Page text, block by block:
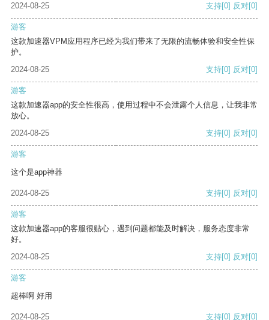
2024-08-25 支持[0] 反对[0]
游客
这款加速器VPM应用程序已经为我们带来了无限的流畅体验和安全性保
护。
2024-08-25
支持[0] 反对[0]
游客
这款加速器app的安全性很高，使用过程中不会泄露个人信息，让我非常
放心。
2024-08-25
支持[0] 反对[0]
游客
这个是app神器
2024-08-25 支持[0] 反对[0]
游客
这款加速器app的客服很贴心，遇到问题都能及时解决，服务态度非常
好。
2024-08-25
支持[0] 反对[0]
游客
超棒啊 好用
2024-08-25 支持[0] 反对[0]